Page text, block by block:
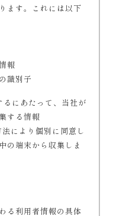
ます。これには以下
報
識別子
にあたって、当社が
する情報
により個別に同意し
の端末から収集しま
る利用者情報の具体